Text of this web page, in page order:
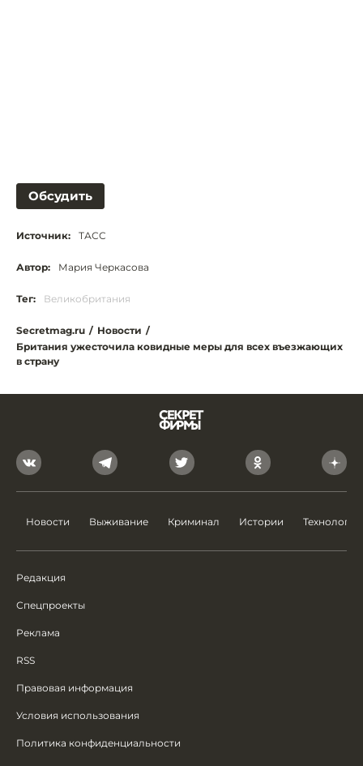
Обсудить
Источник: ТАСС
Автор: Мария Черкасова
Тег: Великобритания
Secretmag.ru / Новости /
Британия ужесточила ковидные меры для всех въезжающих
в страну
Новости Выживание Криминал Истории Технологии
Редакция
Спецпроекты
Реклама
RSS
Правовая информация
Условия использования
Политика конфиденциальности